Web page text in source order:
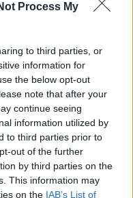
Process My
to third parties, or
information for
the below opt-out
note that after your
continue seeing
information utilized by
to third parties prior to
out of the further
by third parties on the
This information may
on the IAB’s List of
varmasti aivan
taas Ostravassa
pelataan kaupunkien
tullaan
MM 2024
molemmissa
ihan tarpeeksi